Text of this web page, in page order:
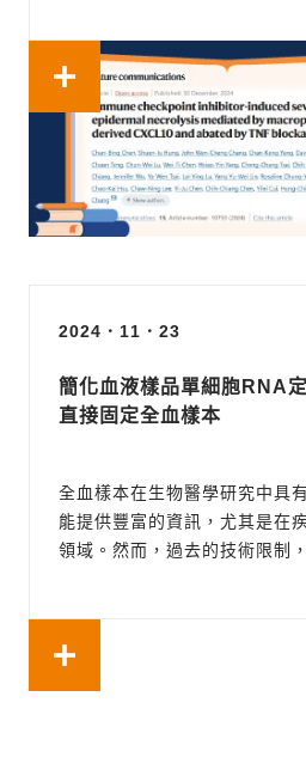
實驗端提供高水準的服務，也
細胞分析） ，協助客戶快速生
2024．11．23
簡化血液樣品單細胞RNA
直接固定全血樣本
全血樣本在生物醫學研究中具
能提供豐富的資訊，尤其是在
領域。然而，過去的技術限制
定技術，能保存 RNA 的完整...